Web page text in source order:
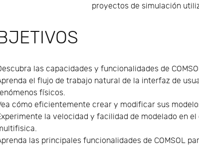
proyectos de simulación
las capacidades y funcionalidades de
el flujo de trabajo natural de la interfaz de
físicos.
cómo eficientemente crear y modificar sus
la velocidad y facilidad de modelado en
las principales funcionalidades de COMSOL